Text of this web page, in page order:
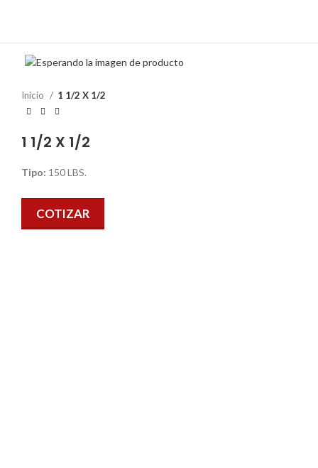
Inicio 1 1/2 X 1/2
1 1/2 X 1/2
Tipo: 150 LBS.
COTIZAR